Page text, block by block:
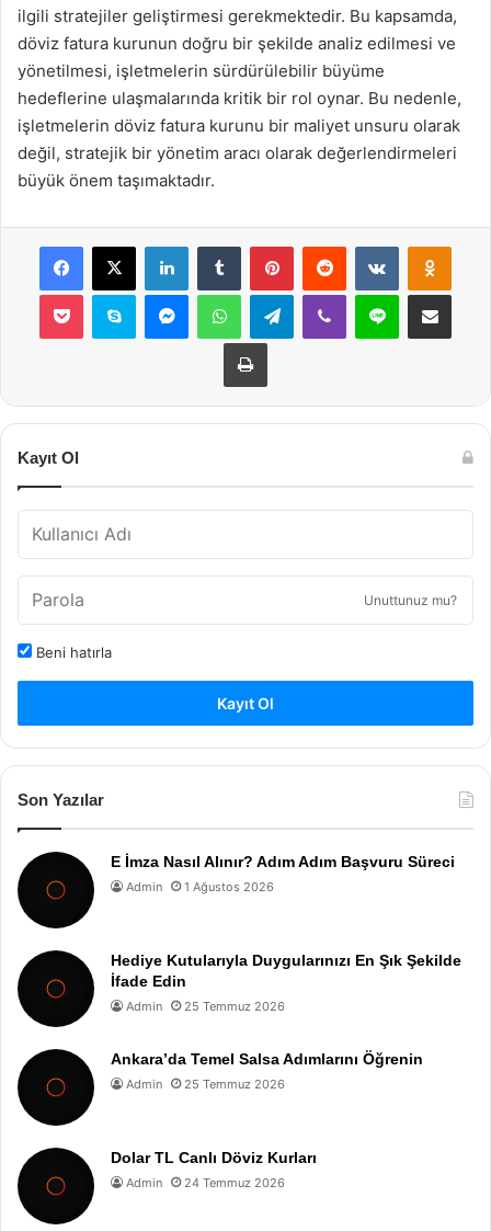
ilgili stratejiler geliştirmesi gerekmektedir. Bu kapsamda,
döviz fatura kurunun doğru bir şekilde analiz edilmesi ve
yönetilmesi, işletmelerin sürdürülebilir büyüme
hedeflerine ulaşmalarında kritik bir rol oynar. Bu nedenle,
işletmelerin döviz fatura kurunu bir maliyet unsuru olarak
değil, stratejik bir yönetim aracı olarak değerlendirmeleri
büyük önem taşımaktadır.
Facebook
X LinkedInTumblr PinterestReddit VKontakte
Pocket Skype MessengerWhatsAppTelegramViber Line E-Posta ile
Yazdır
Kayıt Ol
Unuttunuz mu?
Beni hatırla
Kayıt Ol
Son Yazılar
E İmza Nasıl Alınır? Adım Adım Başvuru Süreci
Admin 1 Ağustos 2026
Hediye Kutularıyla Duygularınızı En Şık Şekilde
İfade Edin
Admin 25 Temmuz 2026
Ankara’da Temel Salsa Adımlarını Öğrenin
Admin 25 Temmuz 2026
Dolar TL Canlı Döviz Kurları
Admin 24 Temmuz 2026